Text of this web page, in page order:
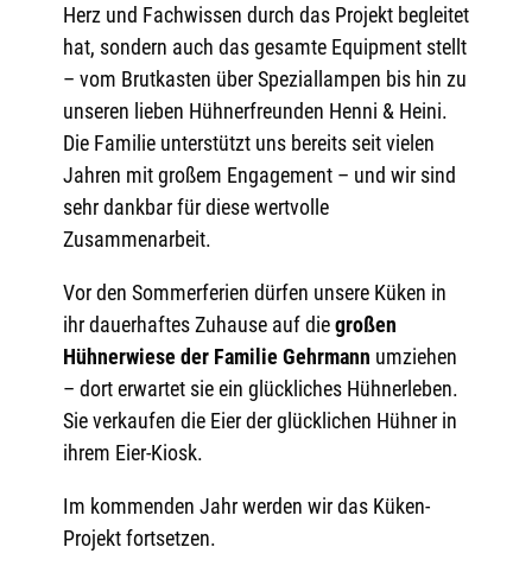
Herz und Fachwissen durch das Projekt begleitet
hat, sondern auch das gesamte Equipment stellt
– vom Brutkasten über Speziallampen bis hin zu
unseren lieben Hühnerfreunden Henni & Heini.
Die Familie unterstützt uns bereits seit vielen
Jahren mit großem Engagement – und wir sind
sehr dankbar für diese wertvolle
Zusammenarbeit.
Vor den Sommerferien dürfen unsere Küken in
ihr dauerhaftes Zuhause auf diegroßen
Hühnerwiese der Familie Gehrmann umziehen
– dort erwartet sie ein glückliches Hühnerleben.
Sie verkaufen die Eier der glücklichen Hühner in
ihrem Eier-Kiosk.
Im kommenden Jahr werden wir das Küken-
Projekt fortsetzen.